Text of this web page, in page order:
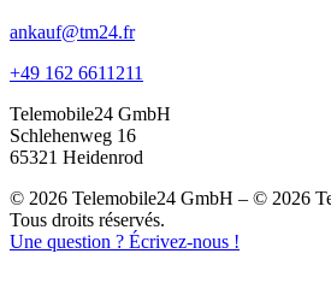
ankauf@tm24.fr
+49 162 6611211
Telemobile24 GmbH
Schlehenweg 16
65321 Heidenrod
© 2026 Telemobile24 GmbH – © 2026
Tous droits réservés.
Une question ? Écrivez-nous !